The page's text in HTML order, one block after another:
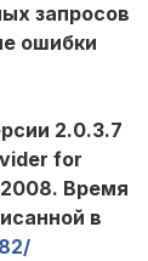
запросов
ошибки
2.0.3.7
for
2008. Время
в